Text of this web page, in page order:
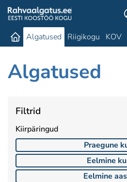
Algatused Riigikogu KOV
Algatused
Filtrid
Kiirpäringud
Praegune
Eelmine
Eelmine